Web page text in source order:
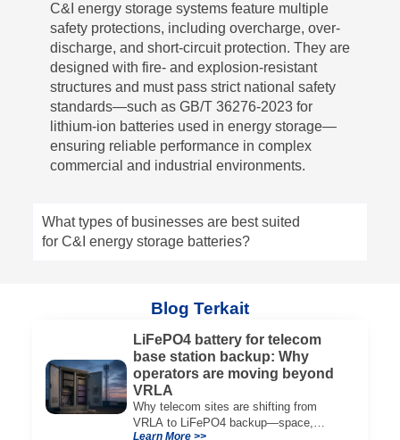
C&I energy storage systems feature multiple
safety protections, including overcharge, over-
discharge, and short-circuit protection. They are
designed with fire- and explosion-resistant
structures and must pass strict national safety
standards—such as GB/T 36276-2023 for
lithium-ion batteries used in energy storage—
ensuring reliable performance in complex
commercial and industrial environments.
What types of businesses are best suited
for C&I energy storage batteries?
Blog Terkait
LiFePO4 battery for telecom
base station backup: Why
operators are moving beyond
VRLA
Why telecom sites are shifting from
VRLA to LiFePO4 backup—space,
Learn More >>